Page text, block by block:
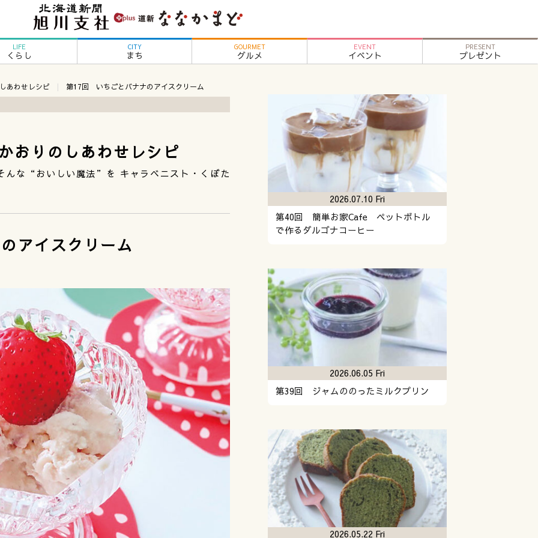
LIFE
くらし
CITY
まち
GOURMET
グルメ
EVENT
イベント
PRESENT
プレゼント
あわせレシピ 第17回 いちごとバナナのアイスクリーム
おりのしあわせレシピ
んな“おいしい魔法”を キャラベニスト・くぼた
アイスクリーム
第40回 簡単お家Cafe ペットボトル
で作るダルゴナコーヒー
2026.07.10 Fri
第39回 ジャムののったミルクプリン
2026.06.05 Fri
2026.05.22 Fri